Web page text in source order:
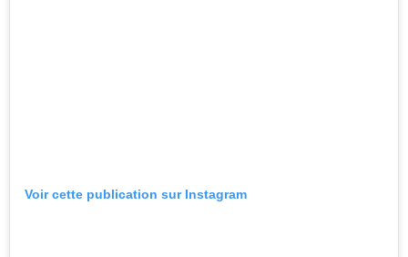
Voir cette publication sur Instagram